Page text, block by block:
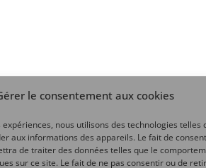
le consentement aux cookies
nous utilisons des technologies telles
aux informations des appareils. Le fait de
de traiter des données telles que le
sur ce site. Le fait de ne pas consentir ou de